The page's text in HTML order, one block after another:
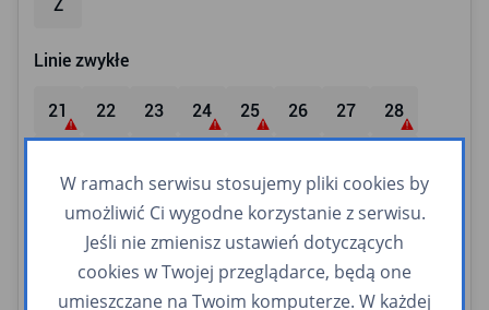
Z
Linie zwykłe
21 22 23 24 25 26 27 28
85 86 87 102 104 105 109 114
121 125 128 133 134 135 137
140 141 144 145 146 147 150 152
W ramach serwisu stosujemy pliki cookies by
umożliwić Ci wygodne korzystanie z serwisu.
Jeśli nie zmienisz ustawień dotyczących
cookies w Twojej przeglądarce, będą one
umieszczane na Twoim komputerze. W każdej